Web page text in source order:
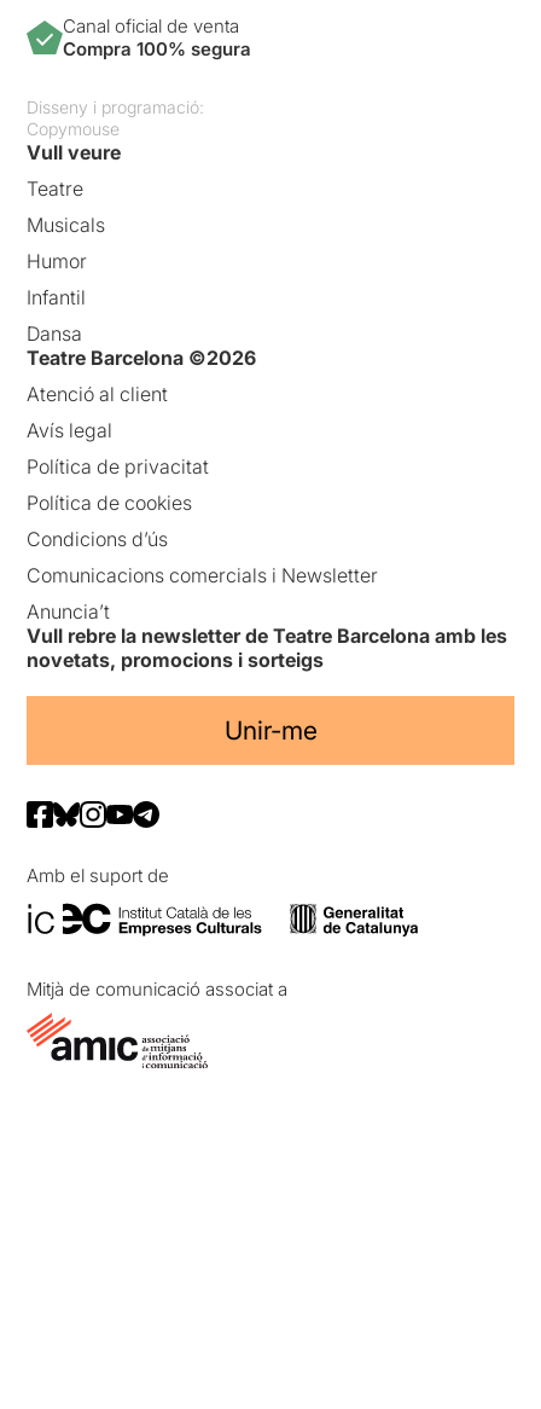
Canal oficial de venta
Compra 100% segura
Disseny i programació:
Copymouse
Vull veure
Teatre
Musicals
Humor
Infantil
Dansa
Teatre Barcelona ©2026
Atenció al client
Avís legal
Política de privacitat
Política de cookies
Condicions d’ús
Comunicacions comercials i Newsletter
Anuncia’t
Vull rebre la newsletter de Teatre Barcelona amb les
novetats, promocions i sorteigs
Unir-me
Amb el suport de
Mitjà de comunicació associat a